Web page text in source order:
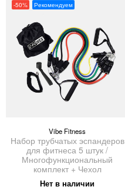
-50% Рекомендуем
Vibe Fitness
Набор трубчатых эспандеров
для фитнеса 5 штук /
Многофункциональный
комплект + Чехол
Нет в наличии